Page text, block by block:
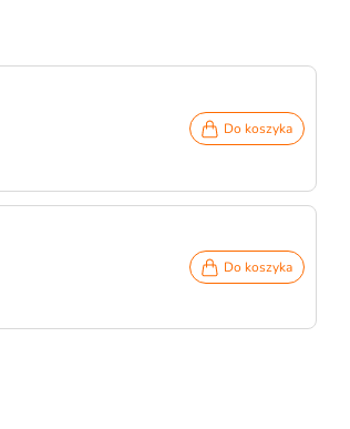
Do koszyka
Do koszyka